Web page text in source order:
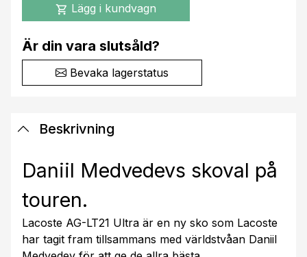
shopping_cart Lägg i kundvagn
Är din vara slutsåld?
Bevaka lagerstatus
Beskrivning
Daniil Medvedevs skoval på
touren.
Lacoste AG-LT21 Ultra är en ny sko som Lacoste
har tagit fram tillsammans med världstvåan Daniil